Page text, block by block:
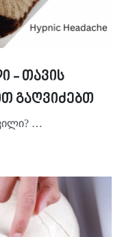
- თავის
გაღვიძებთ
…